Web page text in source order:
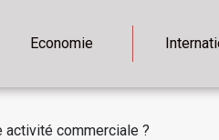
Economie
activité commerciale ?